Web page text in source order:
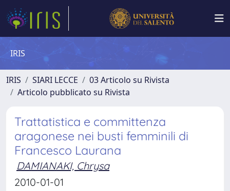
IRIS
IRIS SIARI LECCE
03 Articolo su Rivista
Articolo pubblicato su Rivista
Trattatistica e committenza
aragonese nei busti femminili di
Francesco Laurana
DAMIANAKI, Chrysa
2010-01-01